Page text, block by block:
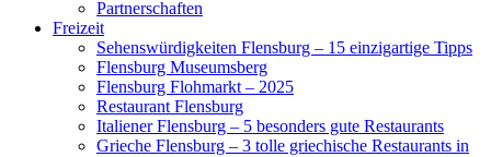
Partnerschaften
Freizeit
Sehenswürdigkeiten Flensburg – 15 einzigartige Tipps
Flensburg Museumsberg
Flensburg Flohmarkt – 2025
Restaurant Flensburg
Italiener Flensburg – 5 besonders gute Restaurants
Grieche Flensburg – 3 tolle griechische Restaurants in